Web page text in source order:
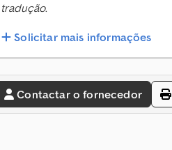
tradução.
Solicitar mais informações
Contactar o fornecedor